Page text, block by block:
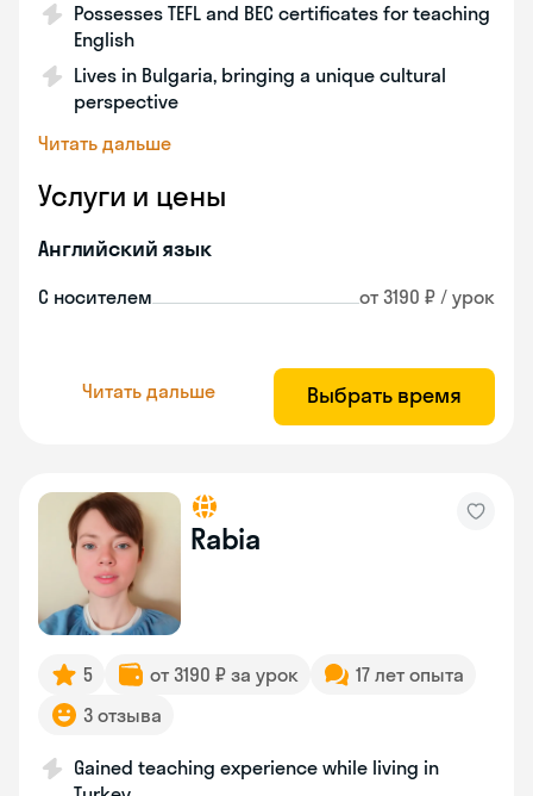
Possesses TEFL and BEC certificates for teaching
English
Lives in Bulgaria, bringing a unique cultural
perspective
Читать дальше
Услуги и цены
Английский язык
С носителем от 3190 ₽ / урок
Читать дальше Выбрать время
Rabia
5 от 3190 ₽ за урок
17 лет опыта
3 отзыва
Gained teaching experience while living in